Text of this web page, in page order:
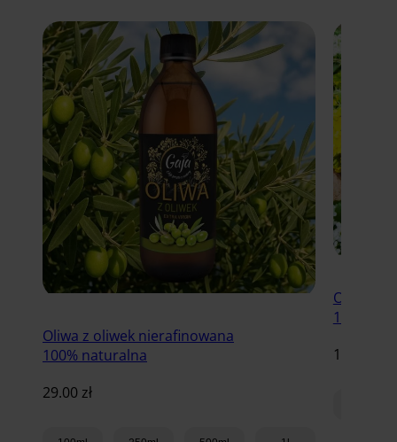
Oliwa z oliwek nierafinowana
100% naturalna
29.00 zł
Olej
100%
18.00